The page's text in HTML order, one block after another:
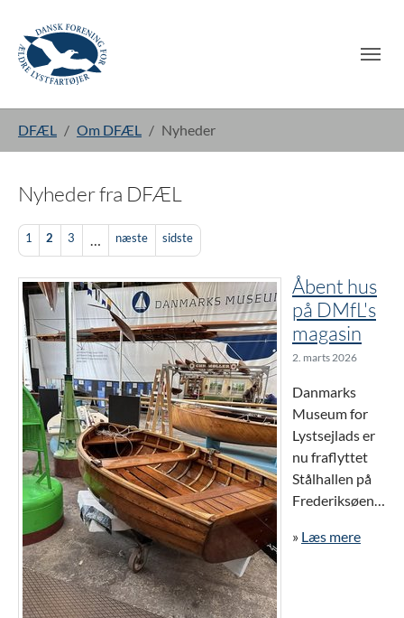
DFÆL Om DFÆL Nyheder
Nyheder fra DFÆL
1 2 3 … næste sidste
Åbent hus
på DMfL's
magasin
2. marts 2026
Danmarks
Museum for
Lystsejlads er
nu fraflyttet
Stålhallen på
Frederiksøen…
» Læs mere